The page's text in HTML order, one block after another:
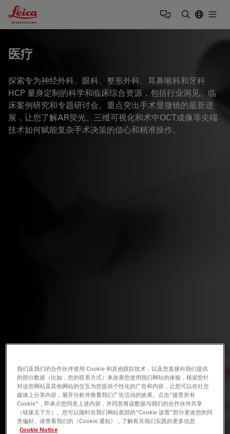
Leica Microsystems Logo
医疗
探索专为神经外科、眼科、整形外科、耳鼻喉科和牙科
HCP 量身定制的科学和临床综合资源，包括行业洞见、临
床案例研究和专题研讨会。重点突出手术显微镜的最新进
展，让您了解AR荧光、三维可视化和术中OCT成像等尖端
技术如何赋能复杂手术决策的信心和精准操作。
我们及我们的合作伙伴使用 Cookie 和其他跟踪技术，以及您直接向我们提供
的部分数据（比如，您的联系方式）来改善您使用我们网站的体验，根据您针
对这些网站及其他网站的交互为您提供个性化的广告和内容，让您可以在社交
媒体上分享内容，展开分析并衡量我们广告活动的效果。点击“接受所有
Cookie”，即表示您同意上述内容，并同意将该数据与我们的合作伙伴共享
（链接见下方）。您可以随时在我们网站底部的“Cookie 设置”部分更改您的同
意偏好。请查看我们的《Cookie 通知》，了解有关我们实践的更多信息
Cookie Notice